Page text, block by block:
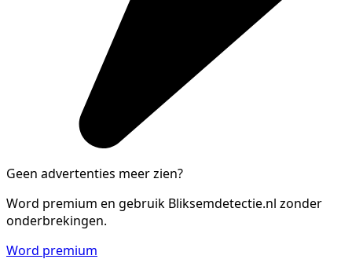
Geen advertenties meer zien?
Word premium en gebruik Bliksemdetectie.nl zonder
onderbrekingen.
Word premium